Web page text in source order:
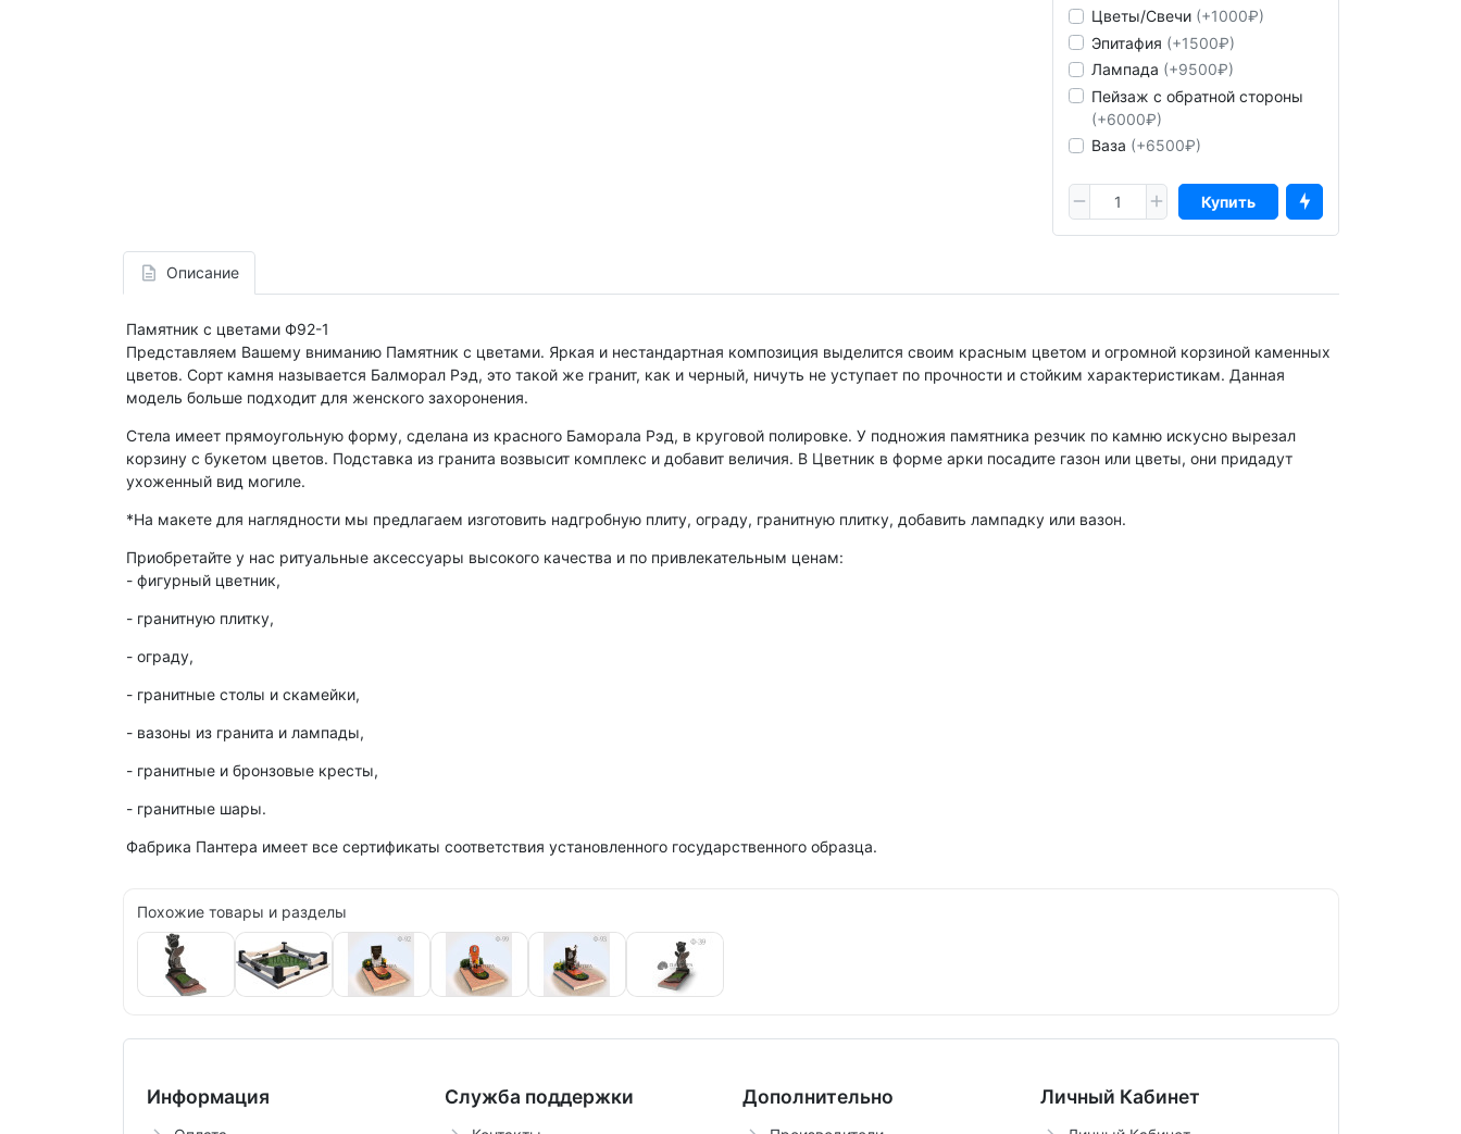
Цветы/Свечи (+1000₽)
Эпитафия (+1500₽)
Лампада (+9500₽)
Пейзаж с обратной стороны
(+6000₽)
Ваза (+6500₽)
Купить
Описание
Памятник с цветами Ф92-1
Представляем Вашему вниманию Памятник с цветами. Яркая и нестандартная композиция выделится своим красным цветом и огромной корзиной каменных
цветов. Сорт камня называется Балморал Рэд, это такой же гранит, как и черный, ничуть не уступает по прочности и стойким характеристикам. Данная
модель больше подходит для женского захоронения.
Стела имеет прямоугольную форму, сделана из красного Баморала Рэд, в круговой полировке. У подножия памятника резчик по камню искусно вырезал
корзину с букетом цветов. Подставка из гранита возвысит комплекс и добавит величия. В Цветник в форме арки посадите газон или цветы, они придадут
ухоженный вид могиле.
*На макете для наглядности мы предлагаем изготовить надгробную плиту, ограду, гранитную плитку, добавить лампадку или вазон.
Приобретайте у нас ритуальные аксессуары высокого качества и по привлекательным ценам:
- фигурный цветник,
- гранитную плитку,
- ограду,
- гранитные столы и скамейки,
- вазоны из гранита и лампады,
- гранитные и бронзовые кресты,
- гранитные шары.
Фабрика Пантера имеет все сертификаты соответствия установленного государственного образца.
Похожие товары и разделы
Информация Служба поддержки Дополнительно Личный Кабинет